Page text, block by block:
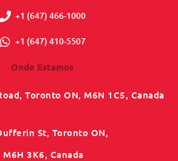
+1 (647) 466-1000
+1 (647) 410-5507
Onde Estamos
Toronto ON, M6N 1C5, Canada
St, Toronto ON,
M6H 3K6, Canada